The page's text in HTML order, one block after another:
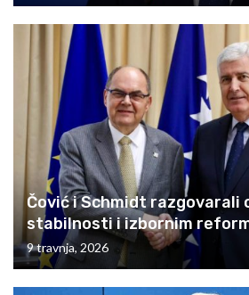
Čović i Schmidt razgovarali
stabilnosti i izbornim
9 travnja, 2026